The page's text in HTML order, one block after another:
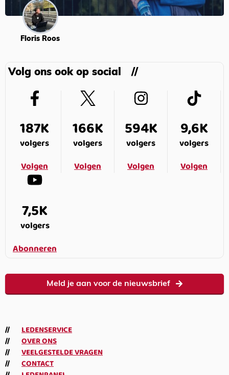
Floris Roos
Volg ons ook op social
187K
volgers
Volgen
166K
volgers
Volgen
594K
volgers
Volgen
9,6K
volgers
Volgen
7,5K
volgers
Abonneren
Meld je aan voor de nieuwsbrief
LEDENSERVICE
OVER ONS
VEELGESTELDE VRAGEN
CONTACT